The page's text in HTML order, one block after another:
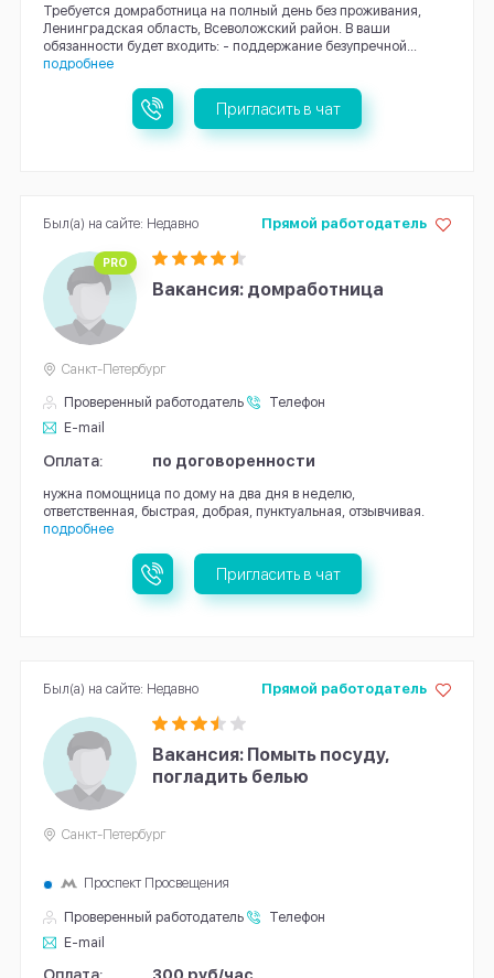
Требуется домработница на полный день без проживания,
Ленинградская область, Всеволожский район. В ваши
обязанности будет входить: - поддержание безупречной...
подробнее
Пригласить в чат
PRO
Вакансия: домработница
Проверенный работодатель
Телефон
E-mail
Прямой работодатель
Санкт-Петербург
Оплата: по договоренности
нужна помощница по дому на два дня в неделю,
ответственная, быстрая, добрая, пунктуальная, отзывчивая.
подробнее
Был(а) на сайте: Недавно
Пригласить в чат
Вакансия: Помыть посуду,
погладить белью
Проверенный работодатель
Телефон
E-mail
Прямой работодатель
Санкт-Петербург
Проспект Просвещения
Оплата: 300 руб/час
Был(а) на сайте: Недавно